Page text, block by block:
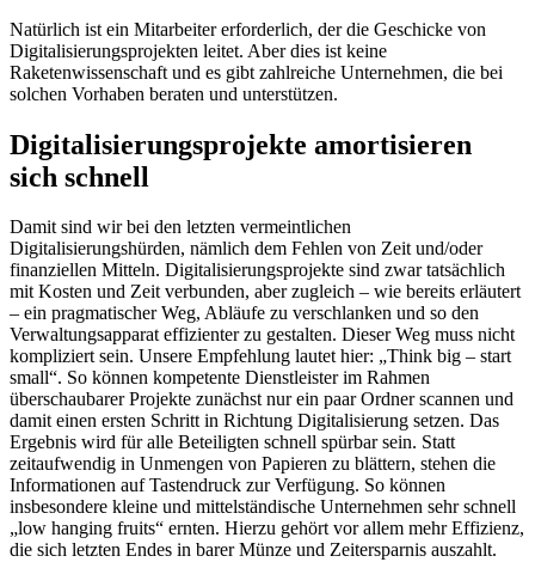
Natürlich ist ein Mitarbeiter erforderlich, der die Geschicke von
Digitalisierungsprojekten leitet. Aber dies ist keine
Raketenwissenschaft und es gibt zahlreiche Unternehmen, die bei
solchen Vorhaben beraten und unterstützen.
Digitalisierungsprojekte amortisieren
sich schnell
Damit sind wir bei den letzten vermeintlichen
Digitalisierungshürden, nämlich dem Fehlen von Zeit und/oder
finanziellen Mitteln. Digitalisierungsprojekte sind zwar tatsächlich
mit Kosten und Zeit verbunden, aber zugleich – wie bereits erläutert
– ein pragmatischer Weg, Abläufe zu verschlanken und so den
Verwaltungsapparat effizienter zu gestalten. Dieser Weg muss nicht
kompliziert sein. Unsere Empfehlung lautet hier: „Think big – start
small“. So können kompetente Dienstleister im Rahmen
überschaubarer Projekte zunächst nur ein paar Ordner scannen und
damit einen ersten Schritt in Richtung Digitalisierung setzen. Das
Ergebnis wird für alle Beteiligten schnell spürbar sein. Statt
zeitaufwendig in Unmengen von Papieren zu blättern, stehen die
Informationen auf Tastendruck zur Verfügung. So können
insbesondere kleine und mittelständische Unternehmen sehr schnell
„low hanging fruits“ ernten. Hierzu gehört vor allem mehr Effizienz,
die sich letzten Endes in barer Münze und Zeitersparnis auszahlt.